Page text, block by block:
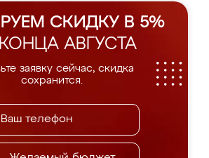
СКИДКУ В 5%
АВГУСТА
заявку сейчас, скидка
сохранится.